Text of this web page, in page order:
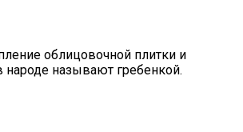
облицовочной плитки и
называют гребенкой.